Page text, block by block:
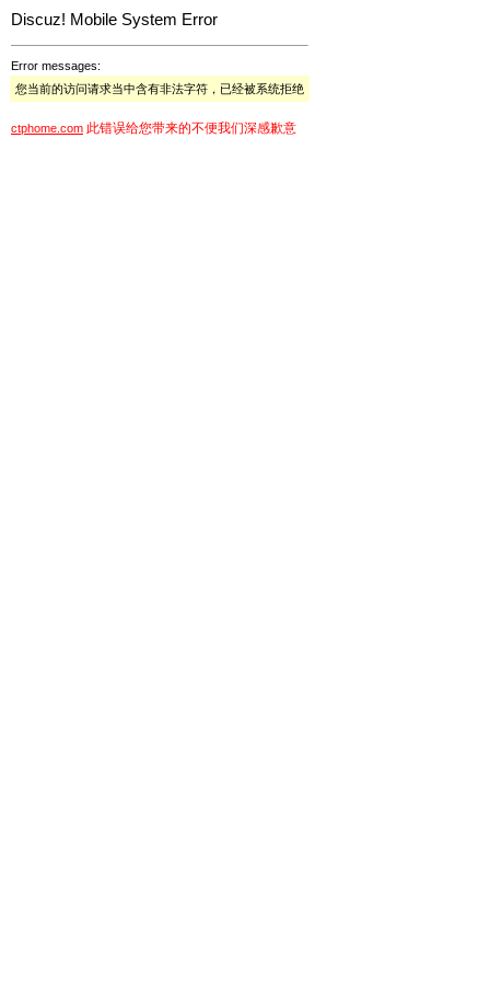
Discuz! Mobile System Error
Error messages:
您当前的访问请求当中含有非法字符，已经被系统拒绝
ctphome.com 此错误给您带来的不便我们深感歉意